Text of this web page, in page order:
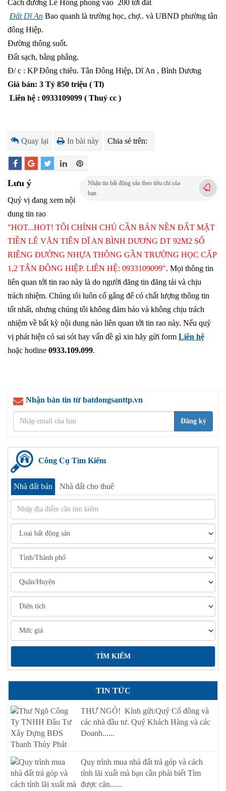
Cách đường Lê Hồng phong vào 200 tới đất
Đất Dĩ An Bao quanh là trường học, chợ.. và UBND phường tân
đông Hiệp.
Đường thông suốt.
Đất sạch, bằng phẳng.
Đ/ c : KP Đông chiêu. Tân Đông Hiệp, Dĩ An , Bình Dương
Giá bán: 3 Tỷ 850 triệu ( Tl)
Liên hệ : 0933109099 ( Thuỷ cc )
Quay lại In bài này Chia sẻ trên:
Nhận tin bất động sản theo tiêu chí của
bạn
Lưu ý
Quý vị đang xem nội
dung tin rao
"HOT...HOT! TÔI CHÍNH CHỦ CẦN BÁN NỀN ĐẤT MẶT
TIỀN LÊ VĂN TIÊN DĨ AN BÌNH DƯƠNG DT 92M2 SỔ
RIÊNG ĐƯỜNG NHỰA THÔNG GẦN TRƯỜNG HỌC CẤP
1,2 TÂN ĐÔNG HIỆP. LIÊN HỆ: 0933109099". Mọi thông tin
liên quan tới tin rao này là do người đăng tin đăng tải và chịu
trách nhiệm. Chúng tôi luôn cố gắng để có chất lượng thông tin
tốt nhất, nhưng chúng tôi không đảm bảo và không chịu trách
nhiệm về bất kỳ nội dung nào liên quan tới tin rao này. Nếu quý
vị phát hiện có sai sót hay vấn đề gì xin hãy gửi form Liên hệ
hoặc hotline 0933.109.099.
Nhận bản tin từ batdongsanttp.vn
Đăng ký
Công Cụ Tìm Kiếm
Nhà đất bán Nhà đất cho thuê
TIN TỨC
THƯ NGỎ! Kính gửi:Quý Cổ đông và
các nhà đầu tư. Quý Khách Hàng và các
Doanh......
Quy trình mua nhà đất trả góp và cách
tính lãi xuất mà bạn cần phải biết Tìm
được căn......